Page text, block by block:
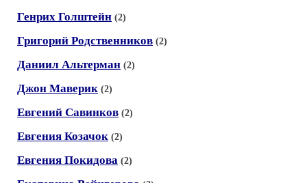
Генрих Голштейн (2)
Григорий Родственников (2)
Даниил Альтерман (2)
Джон Маверик (2)
Евгений Савинков (2)
Евгения Козачок (2)
Евгения Покидова (2)